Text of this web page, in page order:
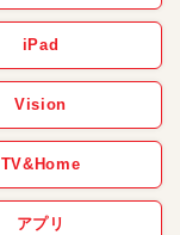
iPad
Vision
TV&Home
アプリ